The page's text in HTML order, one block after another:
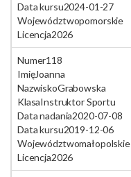
Data kursu2024-01-27
Województwopomorskie
Licencja2026
Numer118
ImięJoanna
NazwiskoGrabowska
KlasaInstruktor Sportu
Data nadania2020-07-08
Data kursu2019-12-06
Województwomałopolskie
Licencja2026